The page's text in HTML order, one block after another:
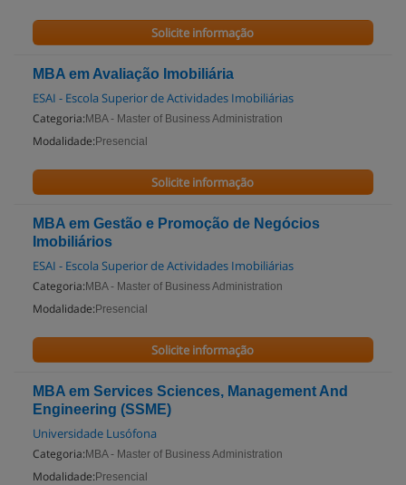
Solicite informação
MBA em Avaliação Imobiliária
ESAI - Escola Superior de Actividades Imobiliárias
Categoria: MBA - Master of Business Administration
Modalidade: Presencial
Solicite informação
MBA em Gestão e Promoção de Negócios
Imobiliários
ESAI - Escola Superior de Actividades Imobiliárias
Categoria: MBA - Master of Business Administration
Modalidade: Presencial
Solicite informação
MBA em Services Sciences, Management And
Engineering (SSME)
Universidade Lusófona
Categoria: MBA - Master of Business Administration
Modalidade: Presencial